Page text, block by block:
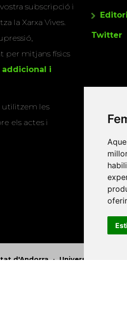
subscripció i
la Xarxa Vives.
per mitjans físics
i
utilitzem les
els actes i
Twitter
d'Andorra•Universitat